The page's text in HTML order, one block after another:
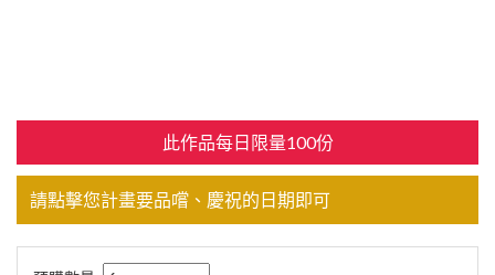
此作品每日限量100份
請點擊您計畫要品嚐、慶祝的日期即可